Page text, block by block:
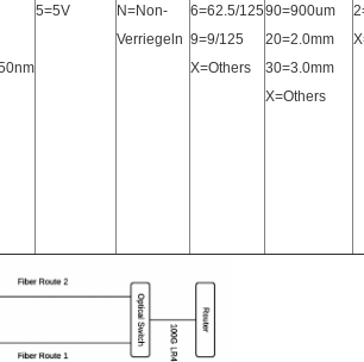
5=5V
N=Non-
Verriegeln
6=62.5/125
9=9/125
X=Others
90=900um
20=2.0mm
30=3.0mm
X=Others